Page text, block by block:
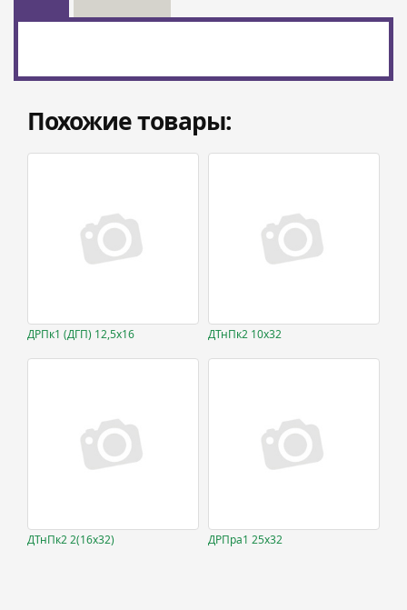
Похожие товары:
ДРПк1 (ДГП) 12,5х16 ДТнПк2 10х32
ДТнПк2 2(16х32) ДРПра1 25х32